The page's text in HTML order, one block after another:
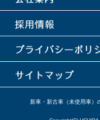
新車・新古車（未使用車